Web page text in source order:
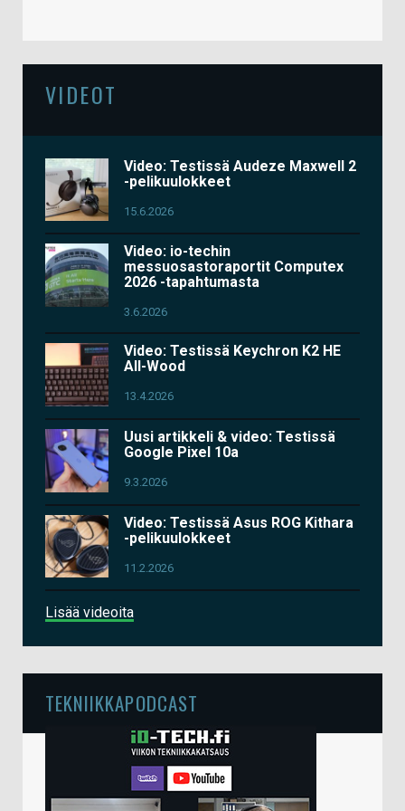
VIDEOT
Video: Testissä Audeze Maxwell 2
-pelikuulokkeet
15.6.2026
Video: io-techin
messuosastoraportit Computex
2026 -tapahtumasta
3.6.2026
Video: Testissä Keychron K2 HE
All-Wood
13.4.2026
Uusi artikkeli & video: Testissä
Google Pixel 10a
9.3.2026
Video: Testissä Asus ROG Kithara
-pelikuulokkeet
11.2.2026
Lisää videoita
TEKNIIKKAPODCAST